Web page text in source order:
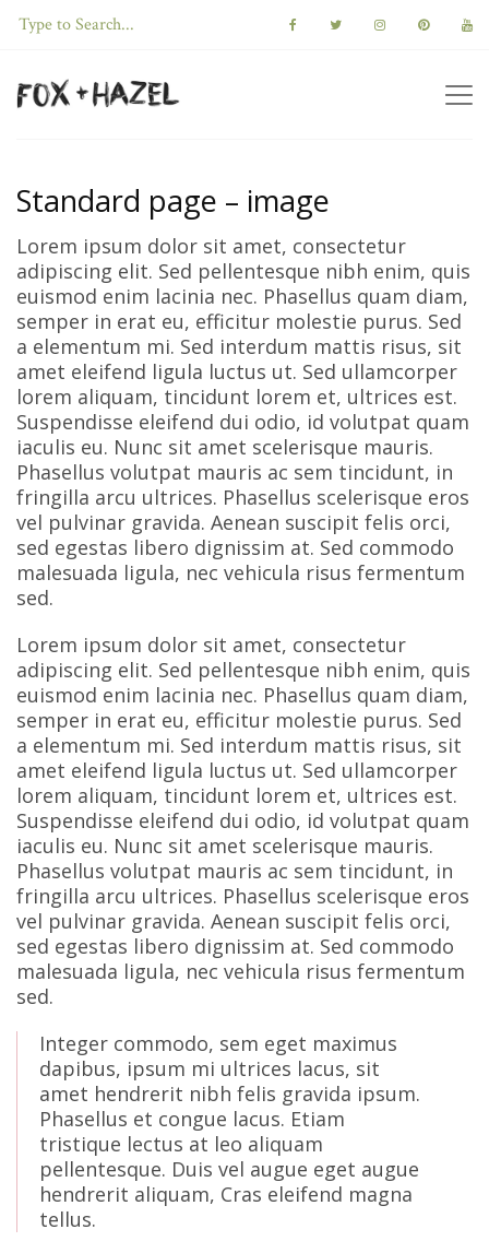
Standard page – image
Lorem ipsum dolor sit amet, consectetur
adipiscing elit. Sed pellentesque nibh enim, quis
euismod enim lacinia nec. Phasellus quam diam,
semper in erat eu, efficitur molestie purus. Sed
a elementum mi. Sed interdum mattis risus, sit
amet eleifend ligula luctus ut. Sed ullamcorper
lorem aliquam, tincidunt lorem et, ultrices est.
Suspendisse eleifend dui odio, id volutpat quam
iaculis eu. Nunc sit amet scelerisque mauris.
Phasellus volutpat mauris ac sem tincidunt, in
fringilla arcu ultrices. Phasellus scelerisque eros
vel pulvinar gravida. Aenean suscipit felis orci,
sed egestas libero dignissim at. Sed commodo
malesuada ligula, nec vehicula risus fermentum
sed.
Lorem ipsum dolor sit amet, consectetur
adipiscing elit. Sed pellentesque nibh enim, quis
euismod enim lacinia nec. Phasellus quam diam,
semper in erat eu, efficitur molestie purus. Sed
a elementum mi. Sed interdum mattis risus, sit
amet eleifend ligula luctus ut. Sed ullamcorper
lorem aliquam, tincidunt lorem et, ultrices est.
Suspendisse eleifend dui odio, id volutpat quam
iaculis eu. Nunc sit amet scelerisque mauris.
Phasellus volutpat mauris ac sem tincidunt, in
fringilla arcu ultrices. Phasellus scelerisque eros
vel pulvinar gravida. Aenean suscipit felis orci,
sed egestas libero dignissim at. Sed commodo
malesuada ligula, nec vehicula risus fermentum
sed.
Integer commodo, sem eget maximus
dapibus, ipsum mi ultrices lacus, sit
amet hendrerit nibh felis gravida ipsum.
Phasellus et congue lacus. Etiam
tristique lectus at leo aliquam
pellentesque. Duis vel augue eget augue
hendrerit aliquam, Cras eleifend magna
tellus.